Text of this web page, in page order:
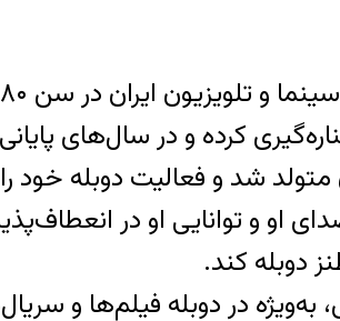
کرده و در سال‌های
او و توانایی او در
دوبله کند.
در دوبله فیلم‌ها و